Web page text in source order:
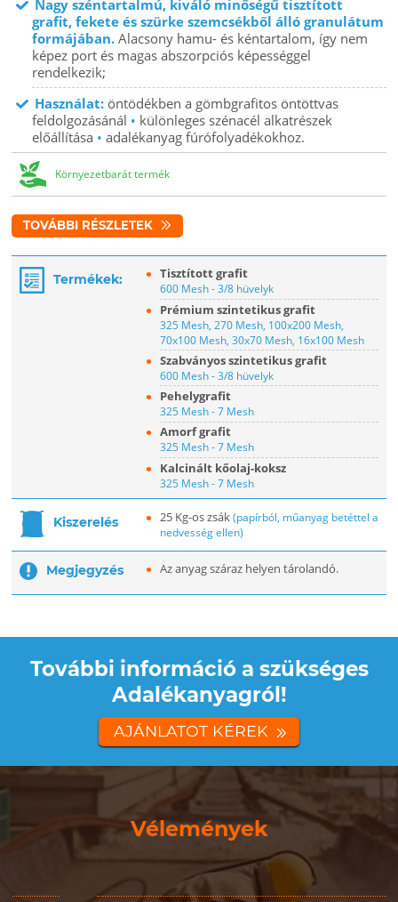
Nagy széntartalmú, kiváló minőségű tisztított
grafit, fekete és szürke szemcsékből álló granulátum
formájában.Alacsony hamu- és kéntartalom, így nem
képez port és magas abszorpciós képességgel
rendelkezik;
Használat: öntödékben a gömbgrafitos öntöttvas
feldolgozásánál • különleges szénacél alkatrészek
előállítása • adalékanyag fúrófolyadékokhoz.
Környezetbarát termék
TOVÁBBI RÉSZLETEK
Termékek: Tisztított grafit
600 Mesh - 3/8 hüvelyk
Prémium szintetikus grafit
325 Mesh, 270 Mesh, 100x200 Mesh,
70x100 Mesh, 30x70 Mesh, 16x100 Mesh
Szabványos szintetikus grafit
600 Mesh - 3/8 hüvelyk
Pehelygrafit
325 Mesh - 7 Mesh
Amorf grafit
325 Mesh - 7 Mesh
Kalcinált kőolaj-koksz
325 Mesh - 7 Mesh
Kiszerelés 25 Kg-os zsák(papírból, műanyag betéttel a
nedvesség ellen)
Megjegyzés Az anyag száraz helyen tárolandó.
További információ a szükséges
Adalékanyagról!
AJÁNLATOT KÉREK
Vélemények